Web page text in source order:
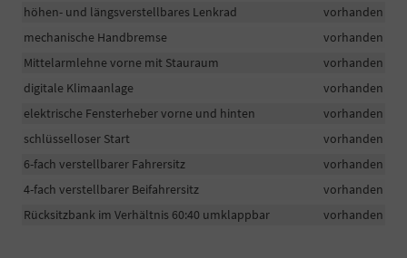
höhen- und längsverstellbares Lenkrad
vorhanden
mechanische Handbremse
vorhanden
Mittelarmlehne vorne mit Stauraum
vorhanden
digitale Klimaanlage
vorhanden
elektrische Fensterheber vorne und hinten
vorhanden
schlüsselloser Start
vorhanden
6-fach verstellbarer Fahrersitz
vorhanden
4-fach verstellbarer Beifahrersitz
vorhanden
Rücksitzbank im Verhältnis 60:40 umklappbar
vorhanden